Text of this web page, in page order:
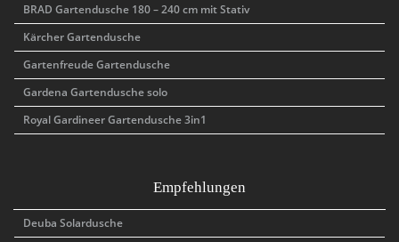
BRAD Gartendusche 180 – 240 cm mit Stativ
Kärcher Gartendusche
Gartenfreude Gartendusche
Gardena Gartendusche solo
Royal Gardineer Gartendusche 3in1
Empfehlungen
Deuba Solardusche